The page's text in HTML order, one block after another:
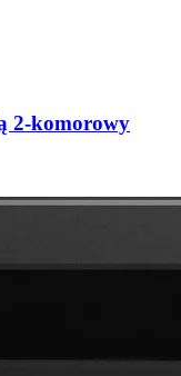
2-komorowy